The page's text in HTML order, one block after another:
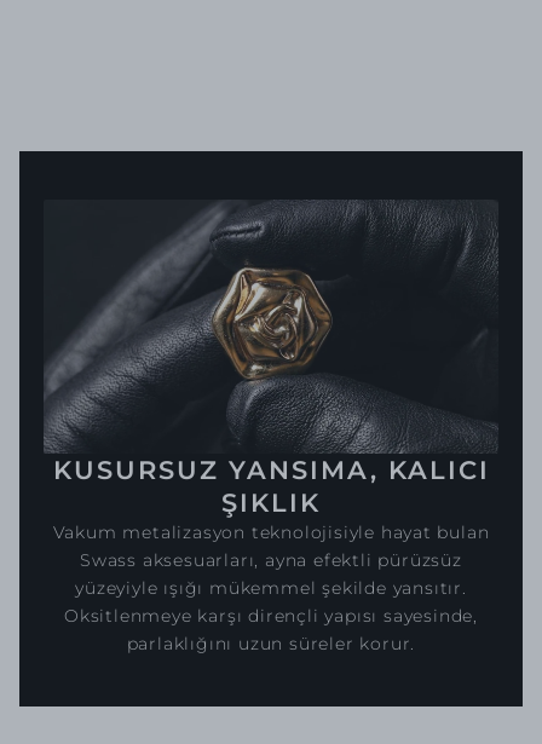
KUSURSUZ YANSIMA, KALICI
ŞIKLIK
Vakum metalizasyon teknolojisiyle hayat bulan
Swass aksesuarları, ayna efektli pürüzsüz
yüzeyiyle ışığı mükemmel şekilde yansıtır.
Oksitlenmeye karşı dirençli yapısı sayesinde,
parlaklığını uzun süreler korur.